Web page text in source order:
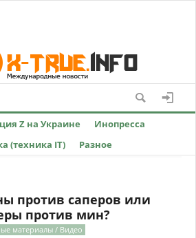
Z на Украине
Инопресса
(техника IT) Разное
против саперов или
против мин?
материалы / Видео